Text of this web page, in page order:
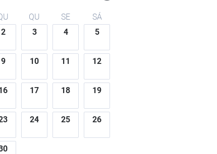
QU SE
SÁ
2 3 4 5
9 10 11 12
17 18 19
24 25 26